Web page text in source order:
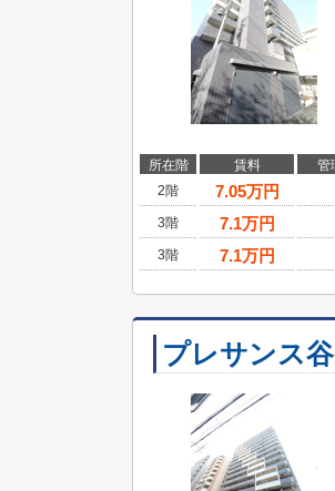
所在階 賃料
管
2階
7.05万円
3階 7.1万円
3階 7.1万円
プレサンス